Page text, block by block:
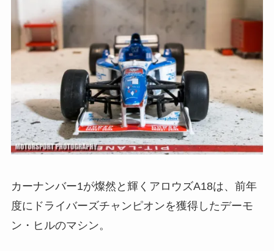
カーナンバー1が燦然と輝くアロウズA18は、前年
度にドライバーズチャンピオンを獲得したデーモ
ン・ヒルのマシン。